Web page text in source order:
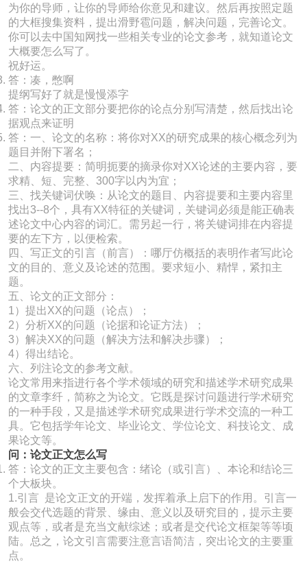
为你的导师，让你的导师给你意见和建议。然后再按照定题
的大框搜集资料，提出滑野雹问题，解决问题，完善论文。
你可以去中国知网找一些相关专业的论文参考，就知道论文
大概要怎么写了。
祝好运。
答：凑，憋啊
提纲写好了就是慢慢添字
答：论文的正文部分要把你的论点分别写清楚，然后找出论
据观点来证明
答：一、论文的名称：将你对XX的研究成果的核心概念列为
题目并附下署名；
二、内容提要：简明扼要的摘录你对XX论述的主要内容，要
求精、短、完整、300字以内为宜；
三、找关键词伏唤：从论文的题目、内容提要和主要内容里
找出3--8个，具有XX特征的关键词，关键词必须是能正确表
述论文中心内容的词汇。需另起一行，将关键词排在内容提
要的左下方，以便检索。
四、写正文的引言（前言）：哪厅仿概括的表明作者写此论
文的目的、意义及论述的范围。要求短小、精悍，紧扣主
题。
五、论文的正文部分：
1）提出XX的问题（论点）；
2）分析XX的问题（论据和论证方法）；
3）解决XX的问题（解决方法和解决步骤）；
4）得出结论。
六、列注论文的参考文献。
论文常用来指进行各个学术领域的研究和描述学术研究成果
的文章李纤，简称之为论文。它既是探讨问题进行学术研究
的一种手段，又是描述学术研究成果进行学术交流的一种工
具。它包括学年论文、毕业论文、学位论文、科技论文、成
果论文等。
问：论文正文怎么写
答：论文的正文主要包含：绪论（或引言）、本论和结论三
个大板块。
1.引言 是论文正文的开端，发挥着承上启下的作用。引言一
般会交代选题的背景、缘由、意义以及研究目的，提示主要
观点等，或者是充当文献综述；或者是交代论文框架等等顷
陆。总之，论文引言需要注意言语简洁，突出论文的主要重
点。